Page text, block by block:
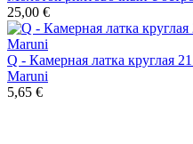
25,00 €
Q - Камерная латка круглая
Maruni
5,65 €